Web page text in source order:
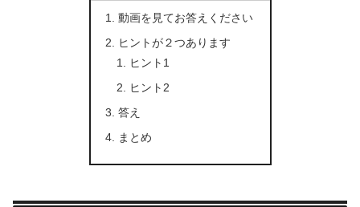
動画を見てお答えください
ヒントが２つあります
ヒント1
ヒント2
答え
まとめ